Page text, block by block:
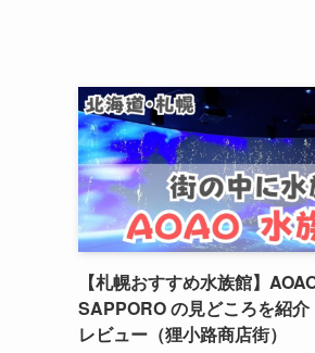
【札幌おすすめ水族館】
SAPPORO の見どころを紹介
レビュー（狸小路商店街）